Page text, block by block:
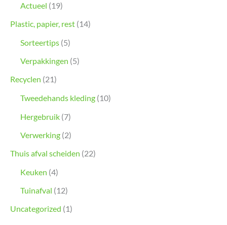
Actueel (19)
Plastic, papier, rest (14)
Sorteertips (5)
Verpakkingen (5)
Recyclen (21)
Tweedehands kleding (10)
Hergebruik (7)
Verwerking (2)
Thuis afval scheiden (22)
Keuken (4)
Tuinafval (12)
Uncategorized (1)